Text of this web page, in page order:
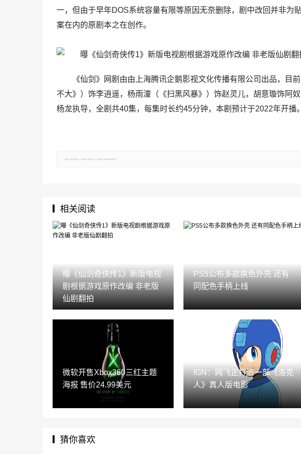
一，但由于早年DOS系统容量有限等原因无奈删除，剧中改回并非为
案在内的原剧本之在创作。
《仙剑》网剧由由上海腾讯企鹅影视文化传播有限公司出品，目
不大》）饰李逍遥，杨雨潼（《扫黑风暴》）饰赵灵儿，胡意璇饰阿
杨龙执导，全剧共40集，每集时长约45分钟，本剧预计于2022年开播。
郑重声明：文章仅代表原作者观点，不代表本站立场；如有侵权、违规，可直接反馈本站，我们将会作修改或删除处理。
相关阅读
曝《仙剑奇侠传1》新版电视
剧根据游戏原作改编 非老版
仙剧翻拍
PS5公布多款换色外壳 还有
同配色手柄上线
微软开售Xbox360三红主题
海报 售价24.99美元
IGN：网飞正打造一部《洛克
人》真人版电影
猜你喜欢